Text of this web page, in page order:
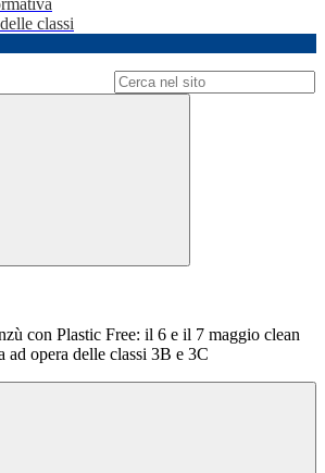
classi
con Plastic Free: il 6 e il 7 maggio clean
ad opera delle classi 3B e 3C